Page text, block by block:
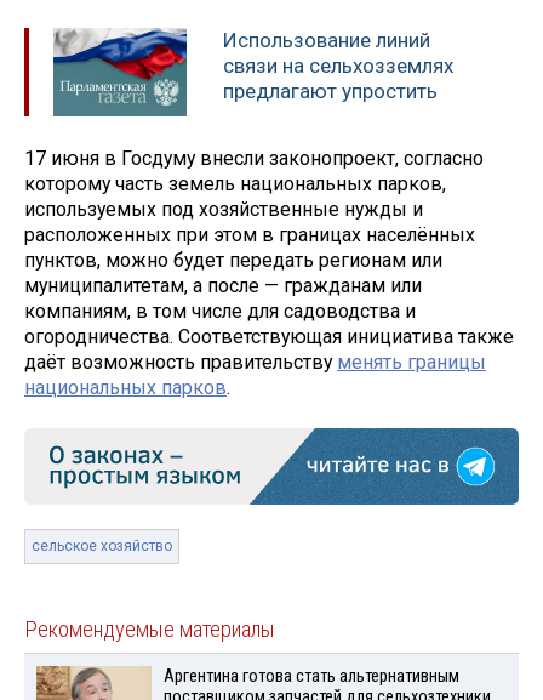
Использование линий
связи на сельхозземлях
предлагают упростить
17 июня в Госдуму внесли законопроект, согласно
которому часть земель национальных парков,
используемых под хозяйственные нужды и
расположенных при этом в границах населённых
пунктов, можно будет передать регионам или
муниципалитетам, а после — гражданам или
компаниям, в том числе для садоводства и
огородничества. Соответствующая инициатива также
даёт возможность правительству менять границы
национальных парков.
сельское хозяйство
Рекомендуемые материалы
Аргентина готова стать альтернативным